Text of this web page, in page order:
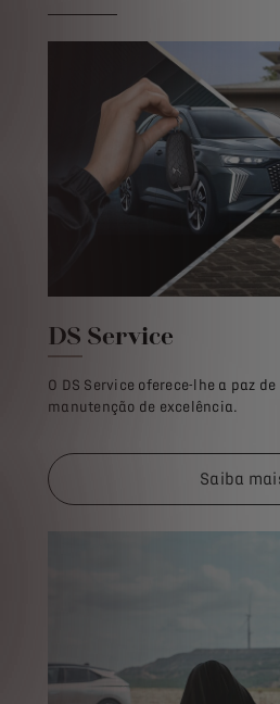
DS Service​
O DS Service oferece-lhe a paz
manutenção de excelência.
Saiba